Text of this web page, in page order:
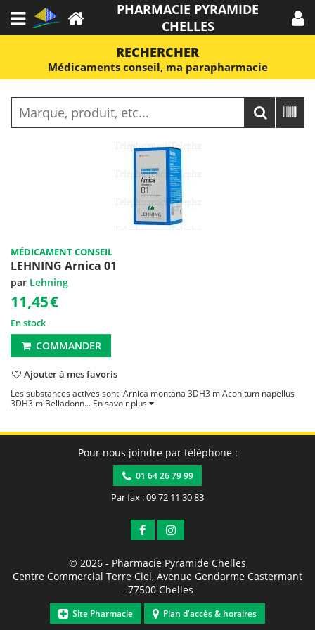
PHARMACIE PYRAMIDE
CHELLES
RECHERCHER
Médicaments conseil, ma parapharmacie
MÉDICAMENT CONSEIL
LEHNING Arnica 01
par Lehning
11,45€
En stock
COMMANDER
Ajouter à mes favoris
Les substances actives sont :Arnica montana 3DH3 mlAconitum napellus
3DH3 mlBelladonn... En savoir plus
Pour nous joindre par téléphone :
01 64 26 79 99
Par fax : 09 72 11 30 83
© 2026 - Pharmacie Pyramide Chelles
Centre Commercial Terre Ciel, Avenue Gendarme Castermant
- 77500 Chelles
Site Pharmacie Plan d'accès & horaires